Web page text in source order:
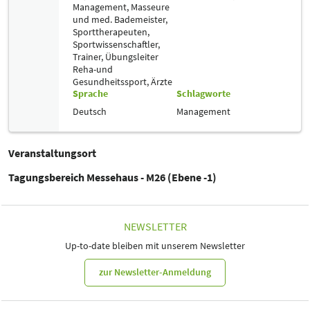
Management, Masseure
und med. Bademeister,
Sporttherapeuten,
Sportwissenschaftler,
Trainer, Übungsleiter
Reha-und
Gesundheitssport,Ärzte
Sprache
Deutsch
Schlagworte
Management
Veranstaltungsort
Tagungsbereich Messehaus - M26 (Ebene -1)
NEWSLETTER
Up-to-date bleiben mit unserem Newsletter
zur Newsletter-Anmeldung